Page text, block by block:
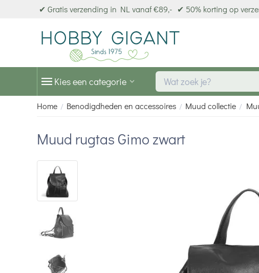
✔ Gratis verzending in NL vanaf €89,- ✔ 50% korting op
Kies een categorie
Home / Benodigdheden en accessoires / Muud collectie /
Muud rugtas Gimo zwart